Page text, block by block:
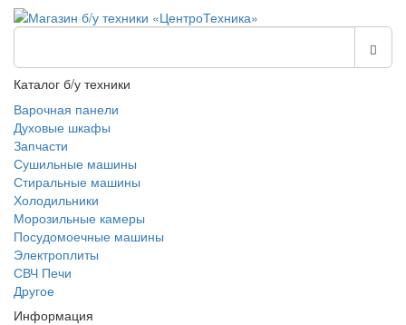
Каталог б/у техники
Варочная панели
Духовые шкафы
Запчасти
Сушильные машины
Стиральные машины
Холодильники
Морозильные камеры
Посудомоечные машины
Электроплиты
СВЧ Печи
Другое
Информация